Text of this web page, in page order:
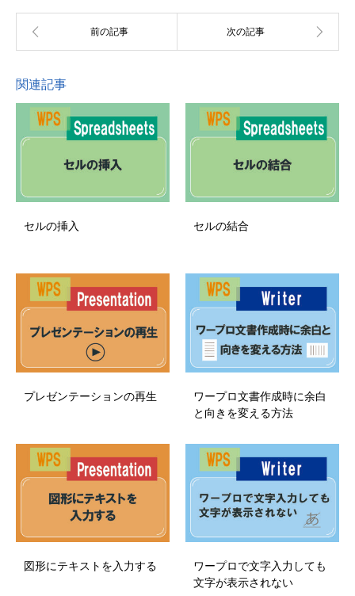
関連記事
セルの挿入 セルの結合
プレゼンテーションの再生
ワープロ文書作成時に余白
と向きを変える方法
図形にテキストを入力する
ワープロで文字入力しても
文字が表示されない